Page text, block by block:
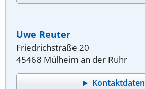
Uwe Reuter
Friedrichstraße 20
45468 Mülheim an der Ruhr
Kontaktdaten